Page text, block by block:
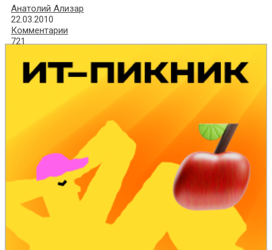
Анатолий Ализар
22.03.2010
Комментарии
721